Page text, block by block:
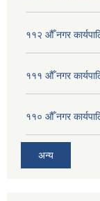
११२ औँ नगर
१११ औँ नगर
११० औँ नगर
अन्य